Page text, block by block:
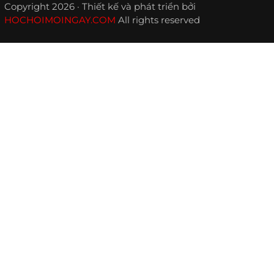
Copyright 2026 · Thiết kế và phát triển bởi
HOCHOIMOINGAY.COM All rights reserved